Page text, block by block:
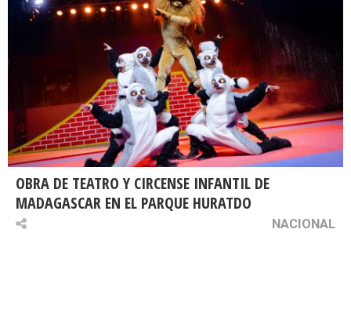
OBRA DE TEATRO Y CIRCENSE INFANTIL DE
MADAGASCAR EN EL PARQUE HURATDO
NACIONAL